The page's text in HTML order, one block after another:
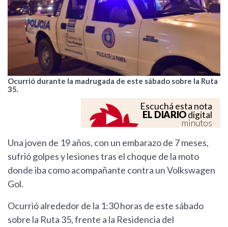
Ocurrió durante la madrugada de este sábado sobre la Ruta
35.
Escuchá esta nota
EL DIARIOdigital
minutos
Una joven de 19 años, con un embarazo de 7 meses,
sufrió golpes y lesiones tras el choque de la moto
donde iba como acompañante contra un Volkswagen
Gol.
Ocurrió alrededor de la 1:30 horas de este sábado
sobre la Ruta 35, frente a la Residencia del